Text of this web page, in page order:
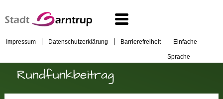
Impressum Datenschutzerklärung Barrierefreiheit Einfache
Sprache
Rundfunkbeitrag